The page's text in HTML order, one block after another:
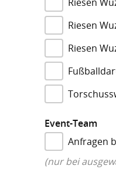
Riesen
Riesen
Event-Team
Anfragen
(nur bei